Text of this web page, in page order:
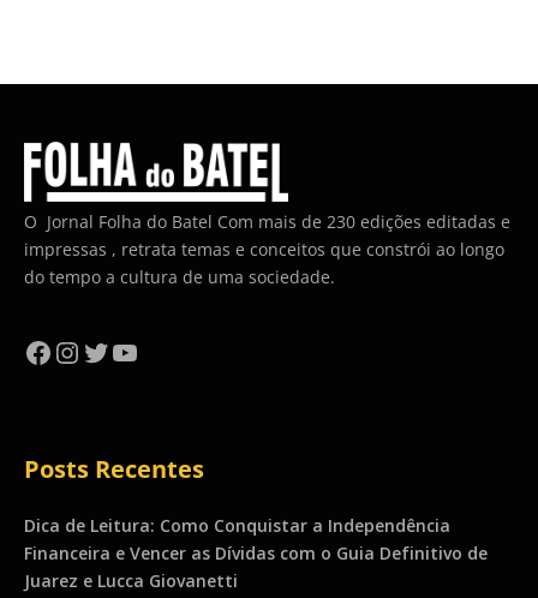
O Jornal Folha do Batel Com mais de 230 edições editadas e
impressas , retrata temas e conceitos que constrói ao longo
do tempo a cultura de uma sociedade.
Facebook
Instagram
Twitter
YouTube
Posts Recentes
Dica de Leitura: Como Conquistar a Independência
Financeira e Vencer as Dívidas com o Guia Definitivo de
Juarez e Lucca Giovanetti